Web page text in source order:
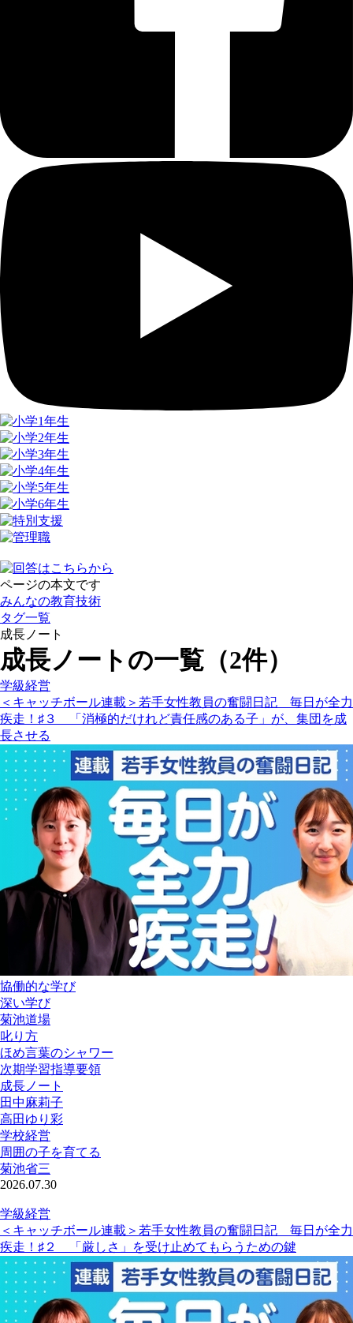
ページの本文です
みんなの教育技術
タグ一覧
成長ノート
成長ノートの一覧（2件）
学級経営
＜キャッチボール連載＞若手女性教員の奮闘日記 毎日が全力
疾走！♯３ 「消極的だけれど責任感のある子」が、集団を成
長させる
協働的な学び
深い学び
菊池道場
叱り方
ほめ言葉のシャワー
次期学習指導要領
成長ノート
田中麻莉子
高田ゆり彩
学校経営
周囲の子を育てる
菊池省三
2026.07.30
学級経営
＜キャッチボール連載＞若手女性教員の奮闘日記 毎日が全力
疾走！♯２ 「厳しさ」を受け止めてもらうための鍵